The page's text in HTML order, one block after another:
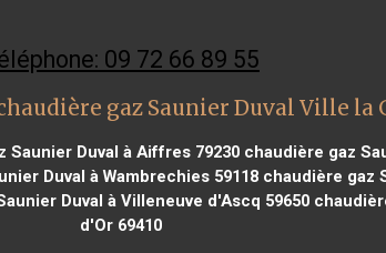
09 72 66 89 55
gaz Saunier Duval Ville la
Saunier Duval à Aiffres 79230 chaudière gaz
Duval à Wambrechies 59118 chaudière gaz
Duval à Villeneuve d'Ascq 59650
d'Or 69410